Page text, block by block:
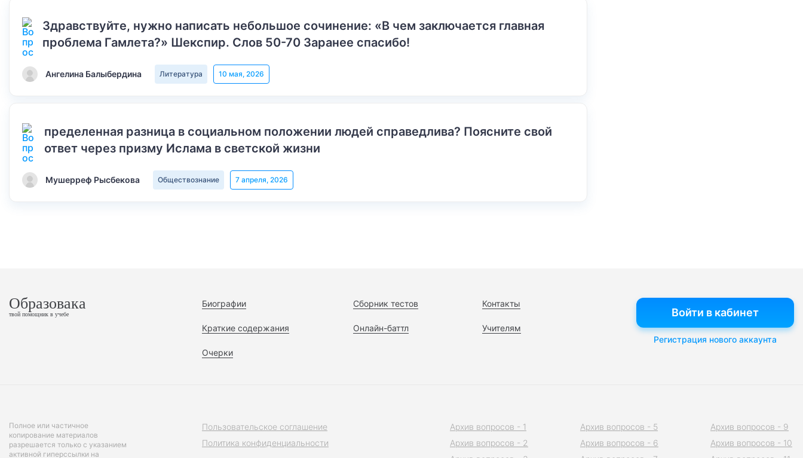
Здравствуйте, нужно написать небольшое сочинение: «В чем заключается главная
проблема Гамлета?» Шекспир. Слов 50-70 Заранее спасибо!
Ангелина Балыбердина Литература 10 мая, 2026
пределенная разница в социальном положении людей справедлива? Поясните свой
ответ через призму Ислама в светской жизни
Мушерреф Рысбекова Обществознание 7 апреля, 2026
Образовака
твой помощник в учебе
Биографии
Краткие содержания
Очерки
Сборник тестов
Онлайн-баттл
Контакты
Учителям
Войти в кабинет
Регистрация нового аккаунта
Полное или частичное
копирование материалов
разрешается только с указанием
активной гиперссылки на
Пользовательское соглашение
Политика конфиденциальности
Архив вопросов - 1
Архив вопросов - 2
Архив вопросов - 5
Архив вопросов - 6
Архив вопросов - 9
Архив вопросов - 10